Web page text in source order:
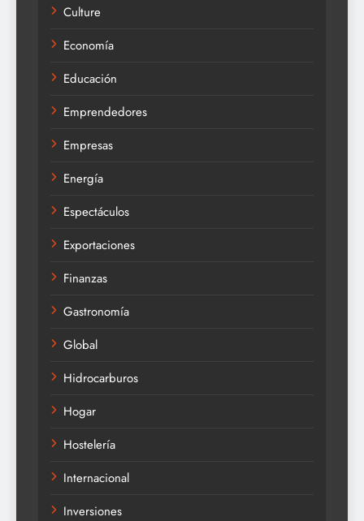
Culture
Economía
Educación
Emprendedores
Empresas
Energía
Espectáculos
Exportaciones
Finanzas
Gastronomía
Global
Hidrocarburos
Hogar
Hostelería
Internacional
Inversiones